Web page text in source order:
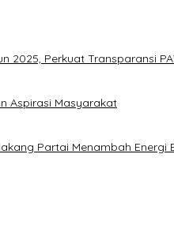
2025, Perkuat Transparansi
Aspirasi Masyarakat
Partai Menambah Energi